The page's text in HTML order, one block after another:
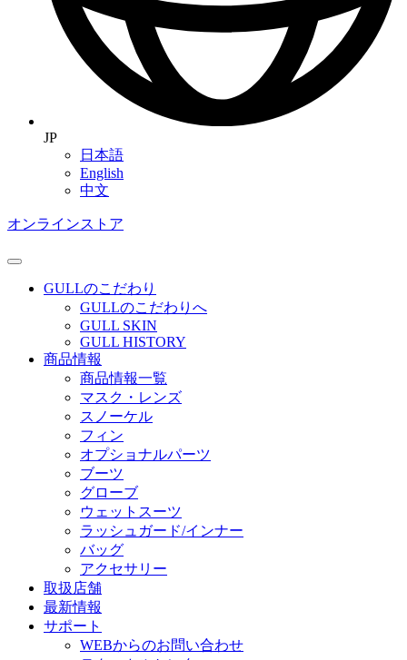
JP
日本語
English
中文
オンラインストア
GULLのこだわり
GULLのこだわりへ
GULL SKIN
GULL HISTORY
商品情報
商品情報一覧
マスク・レンズ
スノーケル
フィン
オプショナルパーツ
ブーツ
グローブ
ウェットスーツ
ラッシュガード/インナー
バッグ
アクセサリー
取扱店舗
最新情報
サポート
WEBからのお問い合わせ